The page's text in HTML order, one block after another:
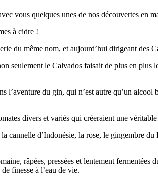
vous quelques unes de nos découvertes en
à cidre !
du même nom, et aujourd’hui dirigeant des
le Calvados faisait de plus en plus
du gin, qui n’est autre qu’un alcool
divers et variés qui créeraient une
cannelle d’Indonésie, la rose, le gingembre
râpées, pressées et lentement fermentées
finesse à l’eau de vie.